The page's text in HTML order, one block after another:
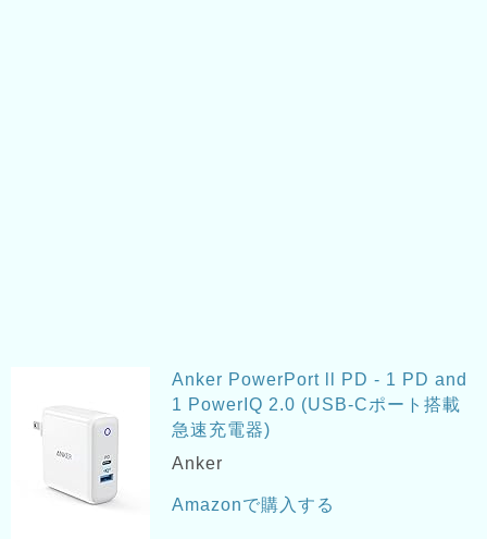
Anker PowerPort ll PD - 1 PD and
1 PowerIQ 2.0 (USB-Cポート搭載
急速充電器)
Anker
Amazonで購入する